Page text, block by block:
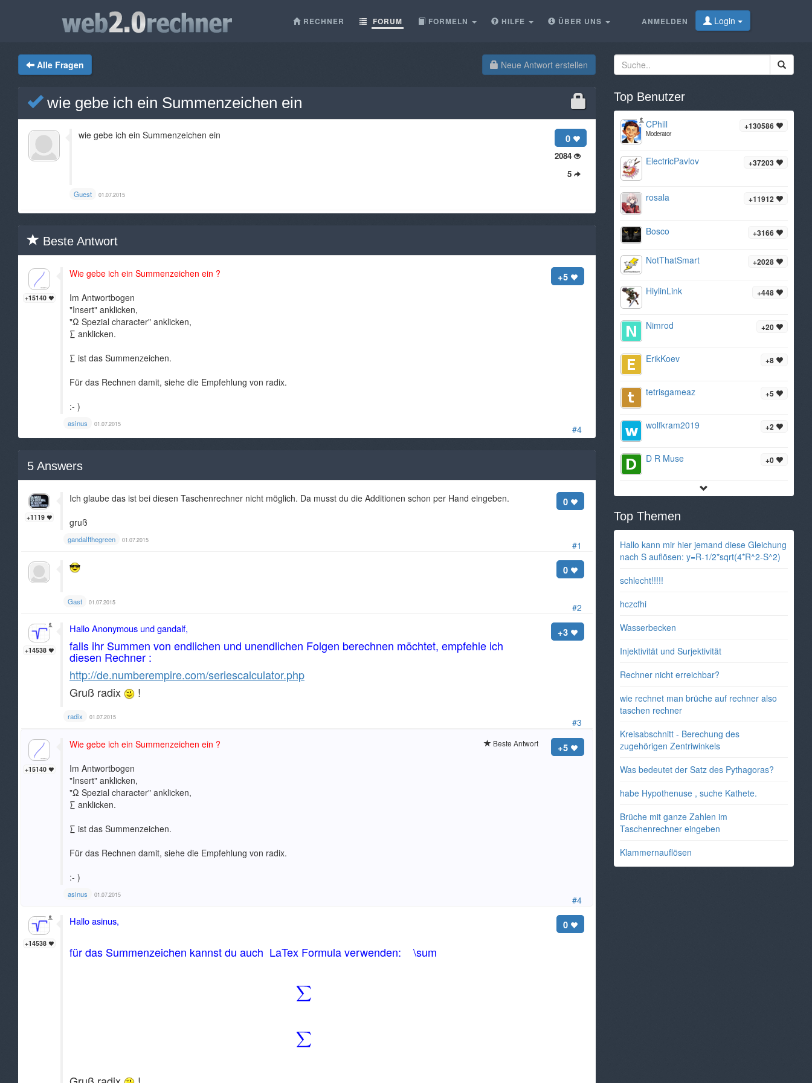
ANMELDEN Login
RECHNER FORUM FORMELN HILFE ÜBER UNS
Neue Antwort erstellen
Alle Fragen
wie gebe ich ein Summenzeichen ein
0
2084
5
wie gebe ich ein Summenzeichen ein
Guest 01.07.2015
Beste Antwort
#4
+15140
+5
Wie gebe ich ein Summenzeichen ein ?
Im Antwortbogen
"Insert" anklicken,
"Ω Spezial character" anklicken,
∑ anklicken.
∑ ist das Summenzeichen.
Für das Rechnen damit, siehe die Empfehlung von radix.
:- )
asinus 01.07.2015
5 Answers
#1
+1119
0
Ich glaube das ist bei diesen Taschenrechner nicht möglich. Da musst du die Additionen schon per Hand eingeben.
gruß
gandalfthegreen 01.07.2015
#2
0
Gast 01.07.2015
#3
+14538
+3
Hallo Anonymous und gandalf,
falls ihr Summen von endlichen und unendlichen Folgen berechnen möchtet, empfehle ich
diesen Rechner :
http://de.numberempire.com/seriescalculator.php
Gruß radix
!
radix 01.07.2015
#4
+15140
+5
Beste Antwort
Wie gebe ich ein Summenzeichen ein ?
Im Antwortbogen
"Insert" anklicken,
"Ω Spezial character" anklicken,
∑ anklicken.
∑ ist das Summenzeichen.
Für das Rechnen damit, siehe die Empfehlung von radix.
:- )
asinus 01.07.2015
+14538
0
Hallo asinus,
für das Summenzeichen kannst du auch LaTex Formula verwenden: \sum
Top Benutzer
+130586
CPhill
Moderator
+37203
ElectricPavlov
+11912
rosala
+3166
Bosco
+2028
NotThatSmart
+448
HiylinLink
+20
Nimrod
+8
ErikKoev
+5
tetrisgameaz
+2
wolfkram2019
+0
D R Muse
Top Themen
Hallo kann mir hier jemand diese Gleichung
nach S auflösen: y=R-1/2*sqrt(4*R^2-S^2)
schlecht!!!!!
hczcfhi
Wasserbecken
Injektivität und Surjektivität
Rechner nicht erreichbar?
wie rechnet man brüche auf rechner also
taschen rechner
Kreisabschnitt - Berechung des
zugehörigen Zentriwinkels
Was bedeutet der Satz des Pythagoras?
habe Hypothenuse , suche Kathete.
Brüche mit ganze Zahlen im
Taschenrechner eingeben
Klammernauflösen